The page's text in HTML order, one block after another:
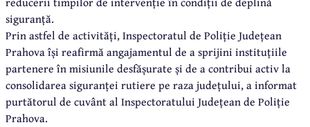
siguranță.
Prin astfel de activități, Inspectoratul de Poliție Județean
Prahova își reafirmă angajamentul de a sprijini instituțiile
partenere în misiunile desfășurate și de a contribui activ la
consolidarea siguranței rutiere pe raza județului, a informat
purtătorul de cuvânt al Inspectoratului Județean de Poliție
Prahova.